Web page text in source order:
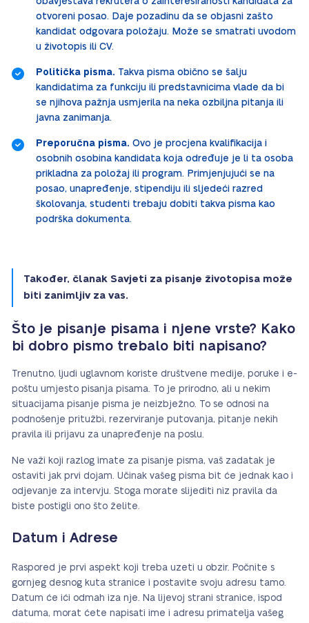
otvoreni posao. Daje pozadinu da se objasni zašto
kandidat odgovara položaju. Može se smatrati uvodom
u životopis ili CV.
Politička pisma. Takva pisma obično se šalju
kandidatima za funkciju ili predstavnicima vlade da bi
se njihova pažnja usmjerila na neka ozbiljna pitanja ili
javna zanimanja.
Preporučna pisma. Ovo je procjena kvalifikacija i
osobnih osobina kandidata koja određuje je li ta osoba
prikladna za položaj ili program. Primjenjujući se na
posao, unapređenje, stipendiju ili sljedeći razred
školovanja, studenti trebaju dobiti takva pisma kao
podrška dokumenta.
Također, članak Savjeti za pisanje životopisa može
biti zanimljiv za vas.
Što je pisanje pisama i njene vrste? Kako
bi dobro pismo trebalo biti napisano?
Trenutno, ljudi uglavnom koriste društvene medije, poruke i e-
poštu umjesto pisanja pisama. To je prirodno, ali u nekim
situacijama pisanje pisma je neizbježno. To se odnosi na
podnošenje pritužbi, rezerviranje putovanja, pitanje nekih
pravila ili prijavu za unapređenje na poslu.
Ne važi koji razlog imate za pisanje pisma, vaš zadatak je
ostaviti jak prvi dojam. Učinak vašeg pisma bit će jednak kao i
odjevanje za intervju. Stoga morate slijediti niz pravila da
biste postigli ono što želite.
Datum i Adrese
Raspored je prvi aspekt koji treba uzeti u obzir. Počnite s
gornjeg desnog kuta stranice i postavite svoju adresu tamo.
Datum će ići odmah iza nje. Na lijevoj strani stranice, ispod
datuma, morat ćete napisati ime i adresu primatelja vašeg